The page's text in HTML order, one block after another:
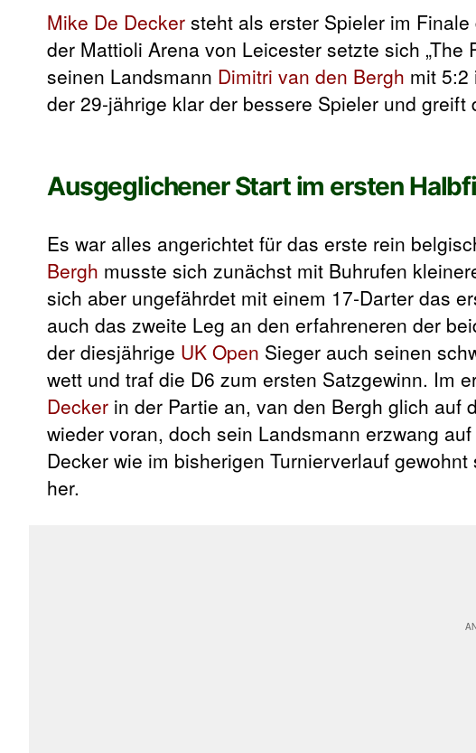
Mike De Decker steht als erster Spieler im Finale
der Mattioli Arena von Leicester setzte sich
seinen Landsmann Dimitri van den Bergh mit 5:2
der 29-jährige klar der bessere Spieler und
Ausgeglichener Start im ersten
Es war alles angerichtet für das erste rein
Bergh musste sich zunächst mit Buhrufen
sich aber ungefährdet mit einem 17-Darter das
auch das zweite Leg an den erfahreneren der
der diesjährige UK Open Sieger auch seinen
wett und traf die D6 zum ersten Satzgewinn. Im
Decker in der Partie an, van den Bergh glich auf
wieder voran, doch sein Landsmann erzwang
Decker wie im bisherigen Turnierverlauf
her.